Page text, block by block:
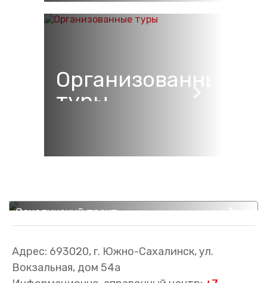
Организованные
туры
Сахалинский тракт
Иммерсивный железнодорожный тур из Южно-
Адрес: 693020, г. Южно-Сахалинск, ул.
Вокзальная, дом 54а